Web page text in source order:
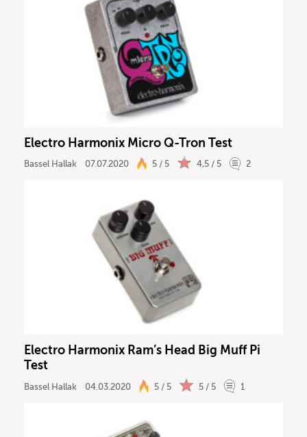
Electro Harmonix Micro Q-Tron Test
Bassel Hallak 07.07.2020 5 / 5 4,5 / 5 2
Electro Harmonix Ram’s Head Big Muff Pi
Test
Bassel Hallak 04.03.2020 5 / 5 5 / 5 1